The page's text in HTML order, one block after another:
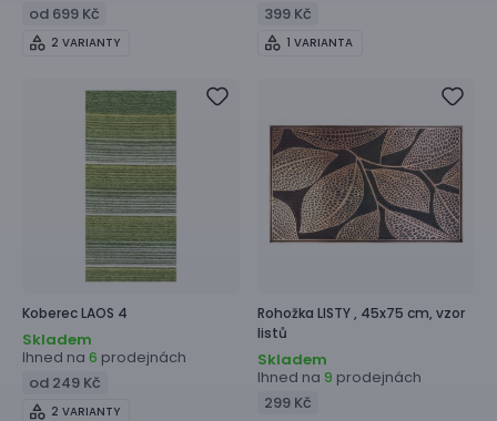
od 699 Kč
2 VARIANTY
399 Kč
1 VARIANTA
KoberecLAOS 4
Skladem
Ihned na 6 prodejnách
od 249 Kč
2 VARIANTY
Rohožka LISTY , 45x75 cm, vzor
listů
Skladem
Ihned na 9 prodejnách
299 Kč